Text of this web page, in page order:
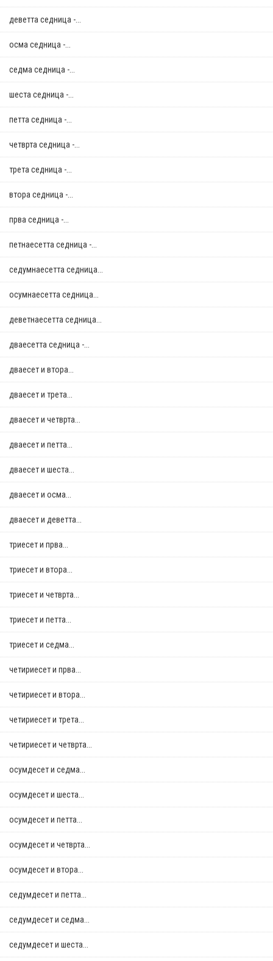
деветта седница -...
осма седница -...
седма седница -...
шеста седница -...
петта седница -...
четврта седница -...
трета седница -...
втора седница -...
прва седница -...
петнаесетта седница -...
седумнаесетта седница...
осумнaесетта седница...
деветнаесетта седница...
дваесетта седница -...
дваесет и втора...
дваесет и трета...
дваесет и четврта...
дваесет и петта...
дваесет и шеста...
дваесет и осма...
дваесет и деветта...
триесет и прва...
триесет и втора...
триесет и четврта...
триесет и петта...
триесет и седма...
четириесет и прва...
четириесет и втора...
четириесет и трета...
четириесет и четврта...
осумдесет и седма...
осумдесет и шеста...
осумдесет и петта...
осумдесет и четврта...
осумдесет и втора...
седумдесет и петта...
седумдесет и седма...
седумдесет и шеста...